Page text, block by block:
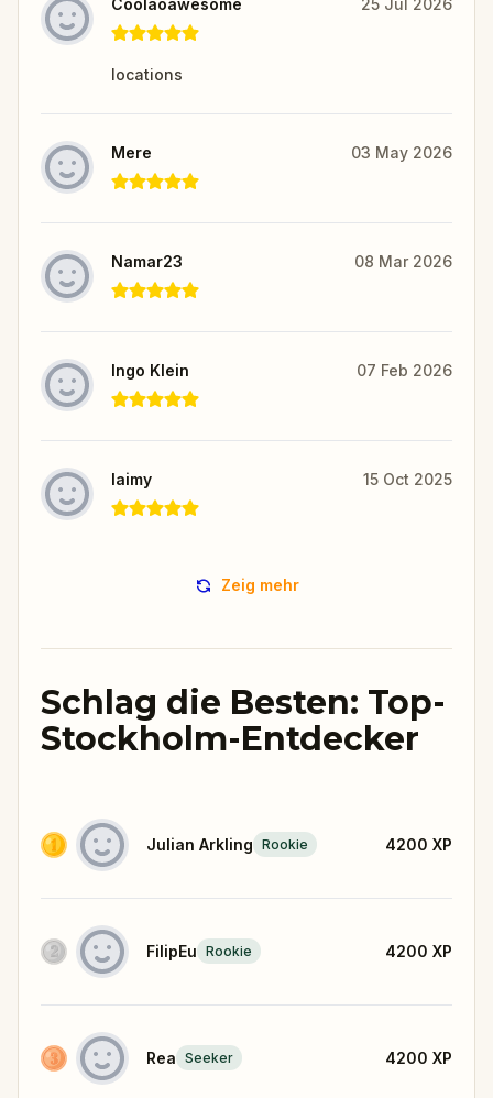
locations
Mere 03 May 2026
Namar23 08 Mar 2026
Ingo Klein 07 Feb 2026
laimy 15 Oct 2025
Zeig mehr
Schlag die Besten: Top-
Stockholm-Entdecker
Julian Arkling Rookie 4200 XP
FilipEu Rookie 4200 XP
Rea Seeker 4200 XP